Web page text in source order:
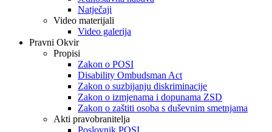
Natječaji
Video materijali
Video galerija
Pravni Okvir
Propisi
Zakon o POSI
Disability Ombudsman Act
Zakon o suzbijanju diskriminacije
Zakon o izmjenama i dopunama ZSD
Zakon o zaštiti osoba s duševnim smetnjama
Akti pravobranitelja
Poslovnik POSI